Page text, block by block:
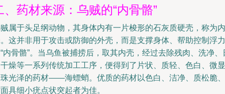
、药材来源：乌贼的“内骨骼”
属于头足纲动物，其身体内有一片梭形的石灰质硬壳，称为内
这并非用于攻击或防御的外壳，而是支撑身体、帮助控制浮力
内骨骼”。当乌鱼被捕捞后，取其内壳，经过去除残肉、洗净、
燥等一系列传统加工工序，便得到了片状、质轻、色白、微显
光泽的药材——海螵蛸。优质的药材以色白、洁净、质松脆、
具细小疣点状突起者为佳。